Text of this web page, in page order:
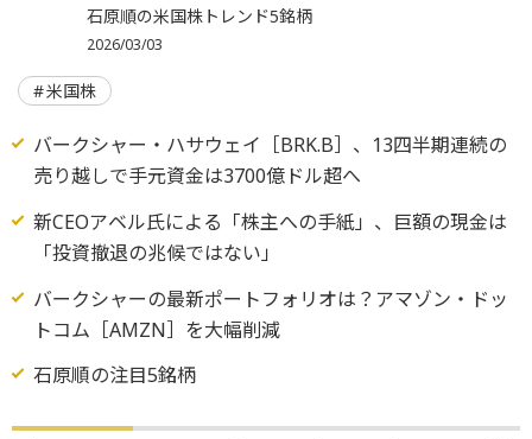
石原順の米国株トレンド5銘柄
2026/03/03
米国株
バークシャー・ハサウェイ［BRK.B］、13四半期連続の
売り越しで手元資金は3700億ドル超へ
新CEOアベル氏による「株主への手紙」、巨額の現金は
「投資撤退の兆候ではない」
バークシャーの最新ポートフォリオは？アマゾン・ドッ
トコム［AMZN］を大幅削減
石原順の注目5銘柄